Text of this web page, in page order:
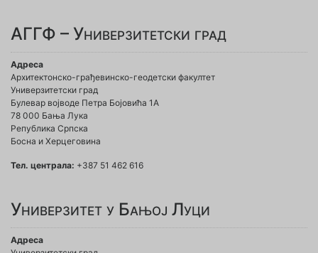
АГГФ – Универзитетски град
Адреса
Архитектонско-грађевинско-геодетски факултет
Универзитетски град
Булевар војводе Петра Бојовића 1A
78 000 Бања Лука
Република Српска
Босна и Херцеговина
Тел. централа: +387 51 462 616
Универзитет у Бањој Луци
Адреса